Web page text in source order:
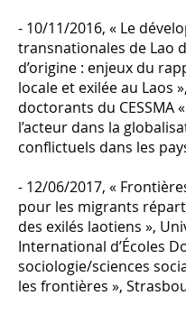
- 10/11/2016, « Le
transnationales de Lao
d’origine : enjeux du
locale et exilée au Laos
doctorants du CESSMA
l’acteur dans la
conflictuels dans les
- 12/06/2017, «
pour les migrants
des exilés laotiens »,
International d’Écoles
sociologie/sciences
les frontières »,